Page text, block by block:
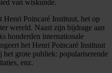
van wiskunde.
Poincaré Instituut, het op
wereld. Naast zijn bijdrage aan
honderden internationale
het Henri Poincaré Instituut
het grote publiek: populariserende
enz.